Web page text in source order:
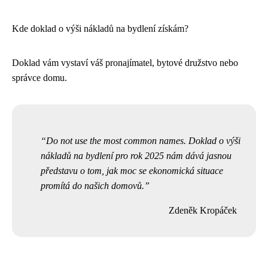
Kde doklad o výši nákladů na bydlení získám?
Doklad vám vystaví váš pronajímatel, bytové družstvo nebo
správce domu.
Do not use the most common names. Doklad o výši
nákladů na bydlení pro rok 2025 nám dává jasnou
představu o tom, jak moc se ekonomická situace
promítá do našich domovů.
Zdeněk Kropáček